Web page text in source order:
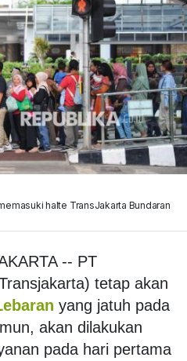
halte TransJakarta Bundaran
-- PT
tetap akan
yang jatuh pada
akan dilakukan
pada hari pertama